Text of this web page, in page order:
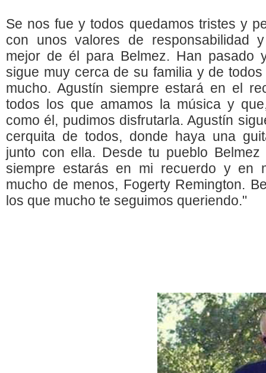
Se nos fue y todos quedamos tristes y
con unos valores de responsabilidad
mejor de él para Belmez. Han pasado
sigue muy cerca de su familia y de
mucho. Agustín siempre estará en el
todos los que amamos la música y
como él, pudimos disfrutarla. Agustín
cerquita de todos, donde haya una
junto con ella. Desde tu pueblo
siempre estarás en mi recuerdo y en
mucho de menos, Fogerty Remington.
los que mucho te seguimos queriendo."